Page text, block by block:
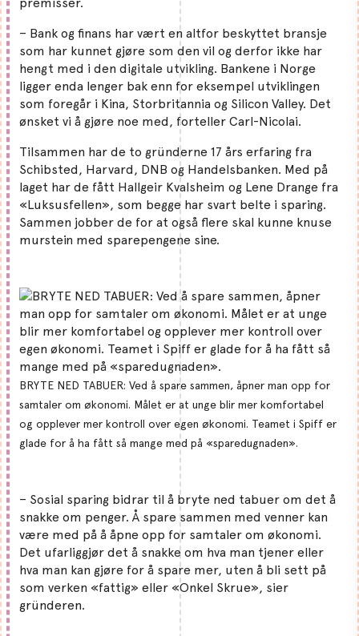
– Bank og finans har vært en altfor beskyttet bransje
som har kunnet gjøre som den vil og derfor ikke har
hengt med i den digitale utvikling. Bankene i Norge
ligger enda lenger bak enn for eksempel utviklingen
som foregår i Kina, Storbritannia og Silicon Valley. Det
ønsket vi å gjøre noe med, forteller Carl-Nicolai.
Tilsammen har de to gründerne 17 års erfaring fra
Schibsted, Harvard, DNB og Handelsbanken. Med på
laget har de fått Hallgeir Kvalsheim og Lene Drange fra
«Luksusfellen», som begge har svart belte i sparing.
Sammen jobber de for at også flere skal kunne knuse
murstein med sparepengene sine.
BRYTE NED TABUER: Ved å spare sammen, åpner man opp for
samtaler om økonomi. Målet er at unge blir mer komfortabel
og opplever mer kontroll over egen økonomi. Teamet i Spiff er
glade for å ha fått så mange med på «sparedugnaden».
– Sosial sparing bidrar til å bryte ned tabuer om det å
snakke om penger. Å spare sammen med venner kan
være med på å åpne opp for samtaler om økonomi.
Det ufarliggjør det å snakke om hva man tjener eller
hva man kan gjøre for å spare mer, uten å bli sett på
som verken «fattig» eller «Onkel Skrue», sier
gründeren.